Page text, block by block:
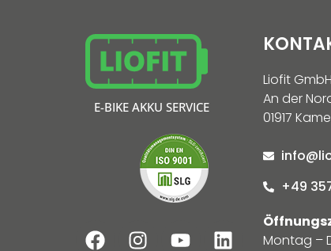
E-BIKE AKKU SERVICE
Liofit GmbH
An der
01917
+49
Montag –